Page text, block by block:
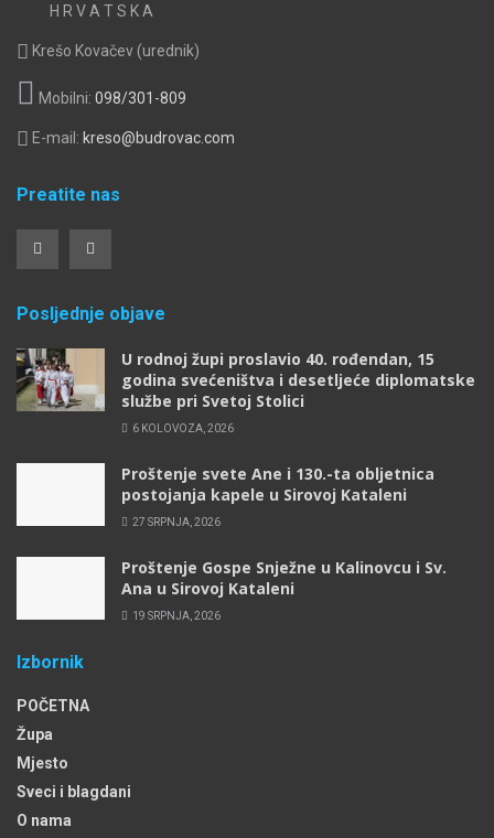
H R V A T S K A
Krešo Kovačev (urednik)
Mobilni: 098/301-809
E-mail: kreso@budrovac.com
Preatite nas
Posljednje objave
U rodnoj župi proslavio 40. rođendan, 15
godina svećeništva i desetljeće diplomatske
službe pri Svetoj Stolici
6 KOLOVOZA, 2026
Proštenje svete Ane i 130.-ta obljetnica
postojanja kapele u Sirovoj Kataleni
27 SRPNJA, 2026
Proštenje Gospe Snježne u Kalinovcu i Sv.
Ana u Sirovoj Kataleni
19 SRPNJA, 2026
Izbornik
POČETNA
Župa
Mjesto
Sveci i blagdani
O nama